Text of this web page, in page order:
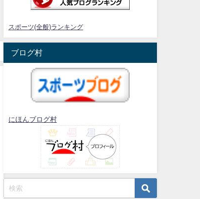
スポーツ(全般)ランキング
ブログ村
にほんブログ村